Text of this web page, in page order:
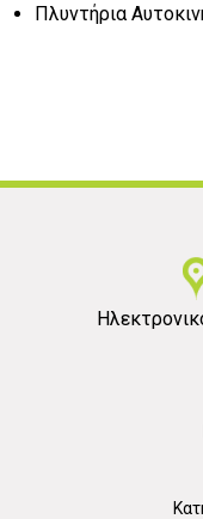
Πλυντήρια